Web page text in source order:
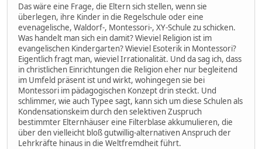
Das wäre eine Frage, die Eltern sich stellen, wenn sie
überlegen, ihre Kinder in die Regelschule oder eine
evenagelische, Waldorf-, Montessori-, XY-Schule zu schicken.
Was handelt man sich ein damit? Wieviel Religion ist im
evangelischen Kindergarten? Wieviel Esoterik in Montessori?
Eigentlich fragt man, wieviel Irrationalität. Und da sag ich, dass
in christlichen Einrichtungen die Religion eher nur begleitend
im Umfeld präsent ist und wirkt, wohingegen sie bei
Montessori im pädagogischen Konzept drin steckt. Und
schlimmer, wie auch Typee sagt, kann sich um diese Schulen als
Kondensationskeim durch den selektiven Zuspruch
bestimmter Elternhäuser eine Filterblase akkumulieren, die
über den vielleicht bloß gutwillig-alternativen Anspruch der
Lehrkräfte hinaus in die Weltfremdheit führt.